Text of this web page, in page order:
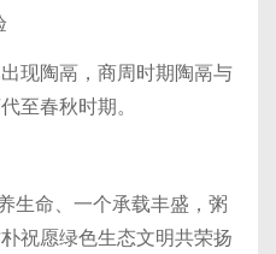
现陶鬲，商周时期陶鬲与
至春秋时期。
生命、一个承载丰盛，粥
祝愿绿色生态文明共荣扬